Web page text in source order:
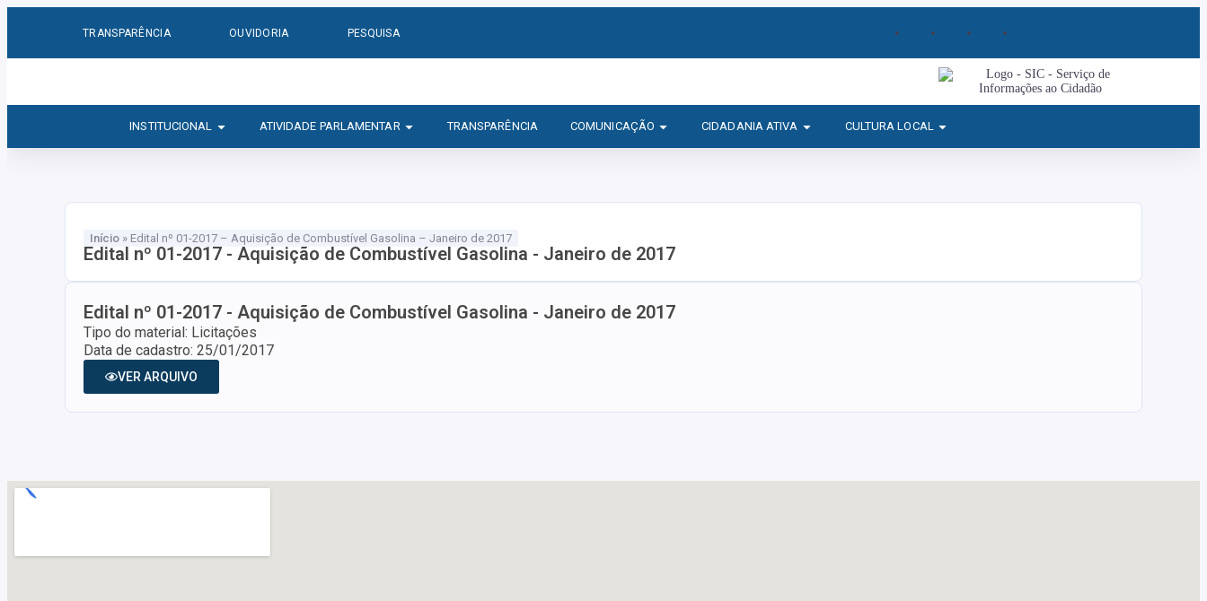
TRANSPARÊNCIA OUVIDORIA PESQUISA
INSTITUCIONAL ATIVIDADE PARLAMENTAR TRANSPARÊNCIA COMUNICAÇÃO CIDADANIA ATIVA CULTURA LOCAL
Início » Edital nº 01-2017 – Aquisição de Combustível Gasolina – Janeiro de 2017
Edital nº 01-2017 - Aquisição de Combustível Gasolina - Janeiro de 2017
Edital nº 01-2017 - Aquisição de Combustível Gasolina - Janeiro de 2017
Tipo do material: Licitações
Data de cadastro: 25/01/2017
VER ARQUIVO